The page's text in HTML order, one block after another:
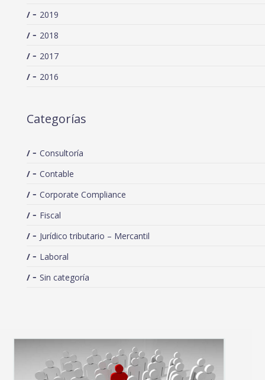
2019
2018
2017
2016
Categorías
Consultoría
Contable
Corporate Compliance
Fiscal
Jurídico tributario – Mercantil
Laboral
Sin categoría